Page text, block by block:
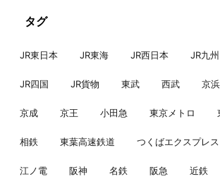
タグ
JR東日本 JR東海 JR西日本 JR九州
JR四国 JR貨物 東武 西武 京
京成 京王 小田急 東京メトロ
相鉄 東葉高速鉄道 つくばエクスプレス
江ノ電 阪神 名鉄 阪急 近鉄